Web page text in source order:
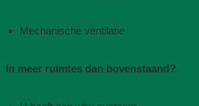
Mechanische ventilatie​
In meer ruimtes dan bovenstaand?